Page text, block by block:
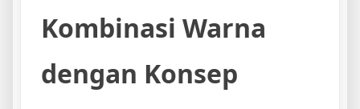
Kombinasi Warna
dengan Konsep